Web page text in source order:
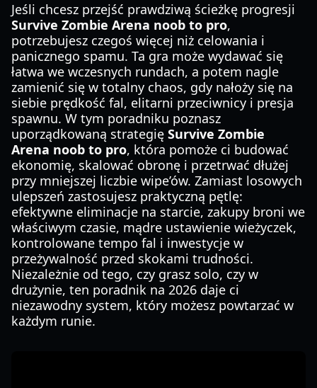
Jeśli chcesz przejść prawdziwą ścieżkę progresji
Survive Zombie Arena noob to pro,
potrzebujesz czegoś więcej niż celowania i
panicznego spamu. Ta gra może wydawać się
łatwa we wczesnych rundach, a potem nagle
zamienić się w totalny chaos, gdy nałoży się na
siebie prędkość fal, elitarni przeciwnicy i presja
spawnu. W tym poradniku poznasz
uporządkowaną strategię Survive Zombie
Arena noob to pro, która pomoże ci budować
ekonomię, skalować obronę i przetrwać dłużej
przy mniejszej liczbie wipe’ów. Zamiast losowych
ulepszeń zastosujesz praktyczną pętlę:
efektywne eliminacje na starcie, zakupy broni we
właściwym czasie, mądre ustawienie wieżyczek,
kontrolowane tempo fal i inwestycje w
przeżywalność przed skokami trudności.
Niezależnie od tego, czy grasz solo, czy w
drużynie, ten poradnik na 2026 daje ci
niezawodny system, który możesz powtarzać w
każdym runie.